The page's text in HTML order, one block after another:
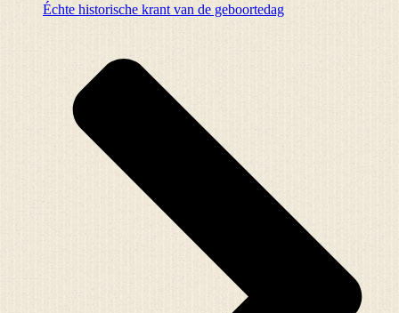
Échte historische krant van de geboortedag